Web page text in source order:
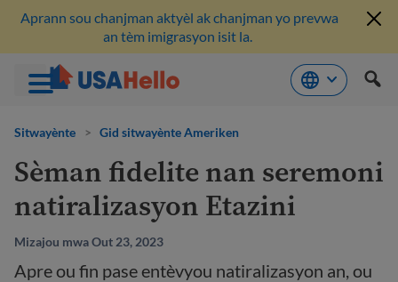
nan
Aprann sou chanjman aktyèl ak chanjman yo prevwa
an tèm imigrasyon isit la.
Sitwayènte > Gid sitwayènte Ameriken
Sèman fidelite nan seremoni
natiralizasyon Etazini
Mizajou mwa Out 23, 2023
Apre ou fin pase entèvyou natiralizasyon an, ou